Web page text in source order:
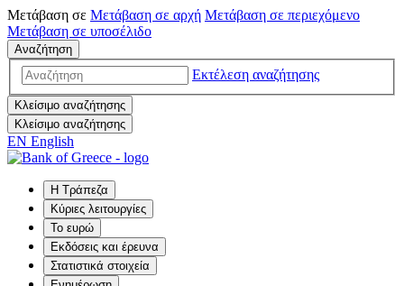
Μετάβαση σε Μετάβαση σε αρχή Μετάβαση σε περιεχόμενο
Μετάβαση σε υποσέλιδο
Αναζήτηση
Εκτέλεση αναζήτησης
Κλείσιμο αναζήτησης
Κλείσιμο αναζήτησης
EN English
Η Τράπεζα
Κύριες λειτουργίες
Το ευρώ
Εκδόσεις και έρευνα
Στατιστικά στοιχεία